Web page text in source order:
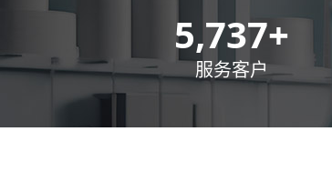
8,500+
服务客户